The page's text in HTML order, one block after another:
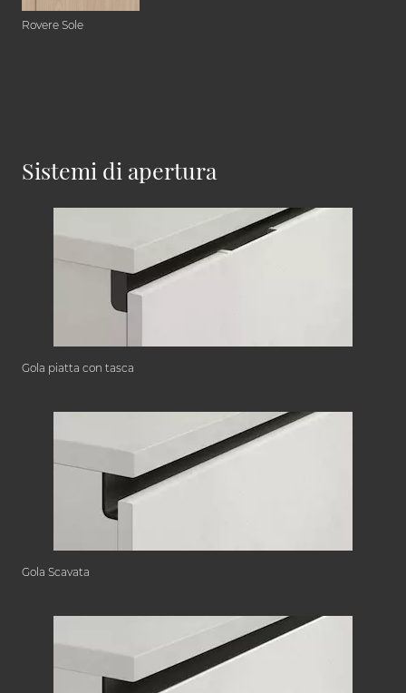
Rovere Sole
Sistemi di apertura
Gola piatta con tasca
Gola Scavata